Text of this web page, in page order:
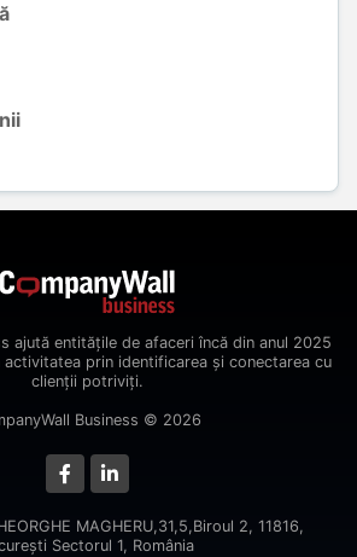
ajută entitățile de afaceri încă din anul 2025
activitatea prin identificarea și conectarea cu
clienții potriviți.
Business © 2026
MAGHERU,31,5,Biroul 2, 11816,
Sectorul 1, România